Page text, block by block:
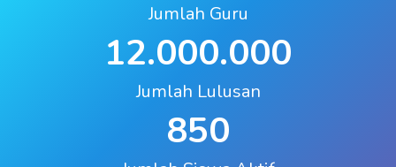
Jumlah Guru
12.000.000
Jumlah Lulusan
850